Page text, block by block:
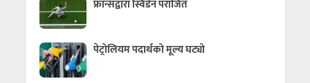
फ्रान्सद्वारा स्विडेन पराजित
पेट्रोलियम पदार्थको मूल्य घट्यो